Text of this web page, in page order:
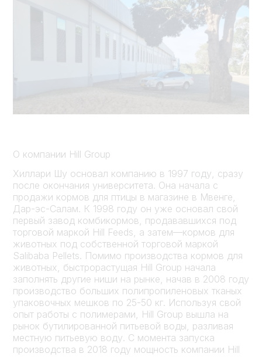
О компании Hill Group
Хиллари Шу основал компанию в 1997 году, сразу
после окончания университета. Она начала с
продажи кормов для птицы в магазине в Мвенге,
Дар-эс-Салам. К 1998 году он уже основал свой
первый завод комбикормов, продававшихся под
торговой маркой Hill Feeds, а затем—кормов для
животных под собственной торговой маркой
Salibaba Pellets. Помимо производства кормов для
животных, быстрорастущая Hill Group начала
заполнять другие ниши на рынке, начав в 2008 году
производство больших полипропиленовых тканых
упаковочных мешков по 25-50 кг. Используя свой
опыт работы с полимерами, Hill Group вышла на
рынок бутилированной питьевой воды, разливая
местную питьевую воду. С момента запуска
производства в 2018 году мощность компании Hill